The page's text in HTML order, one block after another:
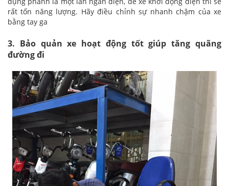
rất tốn năng lượng. Hãy điều chỉnh sự nhanh chậm của xe
bằng tay ga
3. Bảo quản xe hoạt động tốt giúp tăng quãng
đường đi